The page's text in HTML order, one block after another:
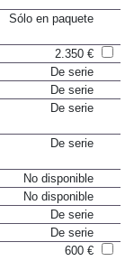
Sólo en paquete
2.350 €
De serie
De serie
De serie
De serie
No disponible
No disponible
De serie
De serie
600 €